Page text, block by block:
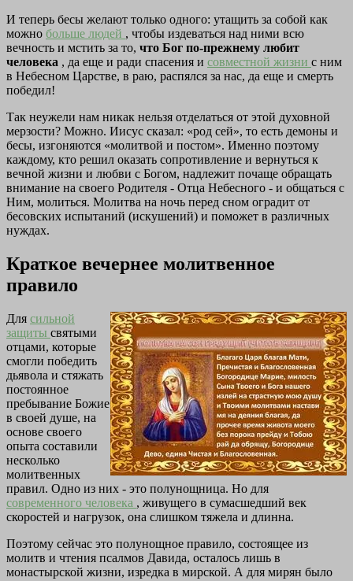
И теперь бесы желают только одного: утащить за собой как
можно больше людей , чтобы издеваться над ними всю
вечность и мстить за то, что Бог по-прежнему любит
человека , да еще и ради спасения и совместной жизни с ним
в Небесном Царстве, в раю, распялся за нас, да еще и смерть
победил!
Так неужели нам никак нельзя отделаться от этой духовной
мерзости? Можно. Иисус сказал: «род сей», то есть демоны и
бесы, изгоняются «молитвой и постом». Именно поэтому
каждому, кто решил оказать сопротивление и вернуться к
вечной жизни и любви с Богом, надлежит почаще обращать
внимание на своего Родителя - Отца Небесного - и общаться с
Ним, молиться. Молитва на ночь перед сном оградит от
бесовских испытаний (искушений) и поможет в различных
нуждах.
Краткое вечернее молитвенное
правило
Для сильной
защиты святыми
отцами, которые
смогли победить
дьявола и стяжать
постоянное
пребывание Божие
в своей душе, на
основе своего
опыта составили
несколько
молитвенных
правил. Одно из них - это полунощница. Но для
современного человека , живущего в сумасшедший век
скоростей и нагрузок, она слишком тяжела и длинна.
Поэтому сейчас это полунощное правило, состоящее из
молитв и чтения псалмов Давида, осталось лишь в
монастырской жизни, изредка в мирской. А для мирян было